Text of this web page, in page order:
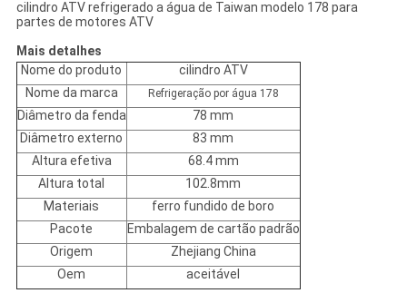
cilindro ATV refrigerado a água de Taiwan modelo 178 para
partes de motores ATV
Mais detalhes
Nome do produto
cilindro ATV
Nome da marca
Refrigeração por água 178
Diâmetro da fenda
78 mm
Diâmetro externo
83 mm
Altura efetiva
68.4 mm
Altura total
102.8mm
Materiais
ferro fundido de boro
Pacote
Embalagem de cartão padrão
Origem
Zhejiang China
Oem
aceitável